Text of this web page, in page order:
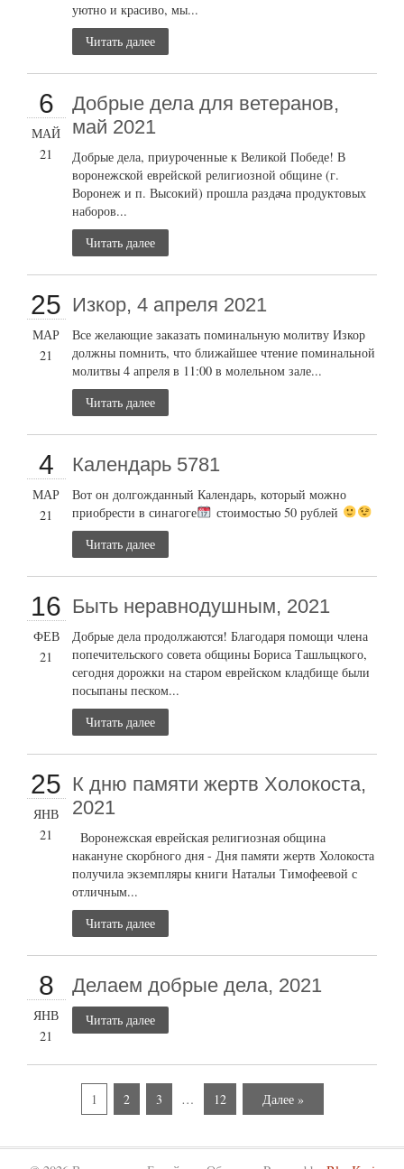
уютно и красиво, мы...
Читать далее
6
МАЙ
21
Добрые дела для ветеранов,
май 2021
Добрые дела, приуроченные к Великой Победе! В
воронежской еврейской религиозной общине (г.
Воронеж и п. Высокий) прошла раздача продуктовых
наборов...
Читать далее
25
МАР
21
Изкор, 4 апреля 2021
Все желающие заказать поминальную молитву Изкор
должны помнить, что ближайшее чтение поминальной
молитвы 4 апреля в 11:00 в молельном зале...
Читать далее
4
МАР
21
Календарь 5781
Вот он долгожданный Календарь, который можно
приобрести в синагоге
стоимостью 50 рублей
Читать далее
16
ФЕВ
21
Быть неравнодушным, 2021
Добрые дела продолжаются! Благодаря помощи члена
попечительского совета общины Бориса Ташлыцкого,
сегодня дорожки на старом еврейском кладбище были
посыпаны песком...
Читать далее
25
ЯНВ
21
К дню памяти жертв Холокоста,
2021
Воронежская еврейская религиозная община
накануне скорбного дня - Дня памяти жертв Холокоста
получила экземпляры книги Натальи Тимофеевой с
отличным...
Читать далее
8
ЯНВ
21
Делаем добрые дела, 2021
Читать далее
1 2 3 … 12 Далее »